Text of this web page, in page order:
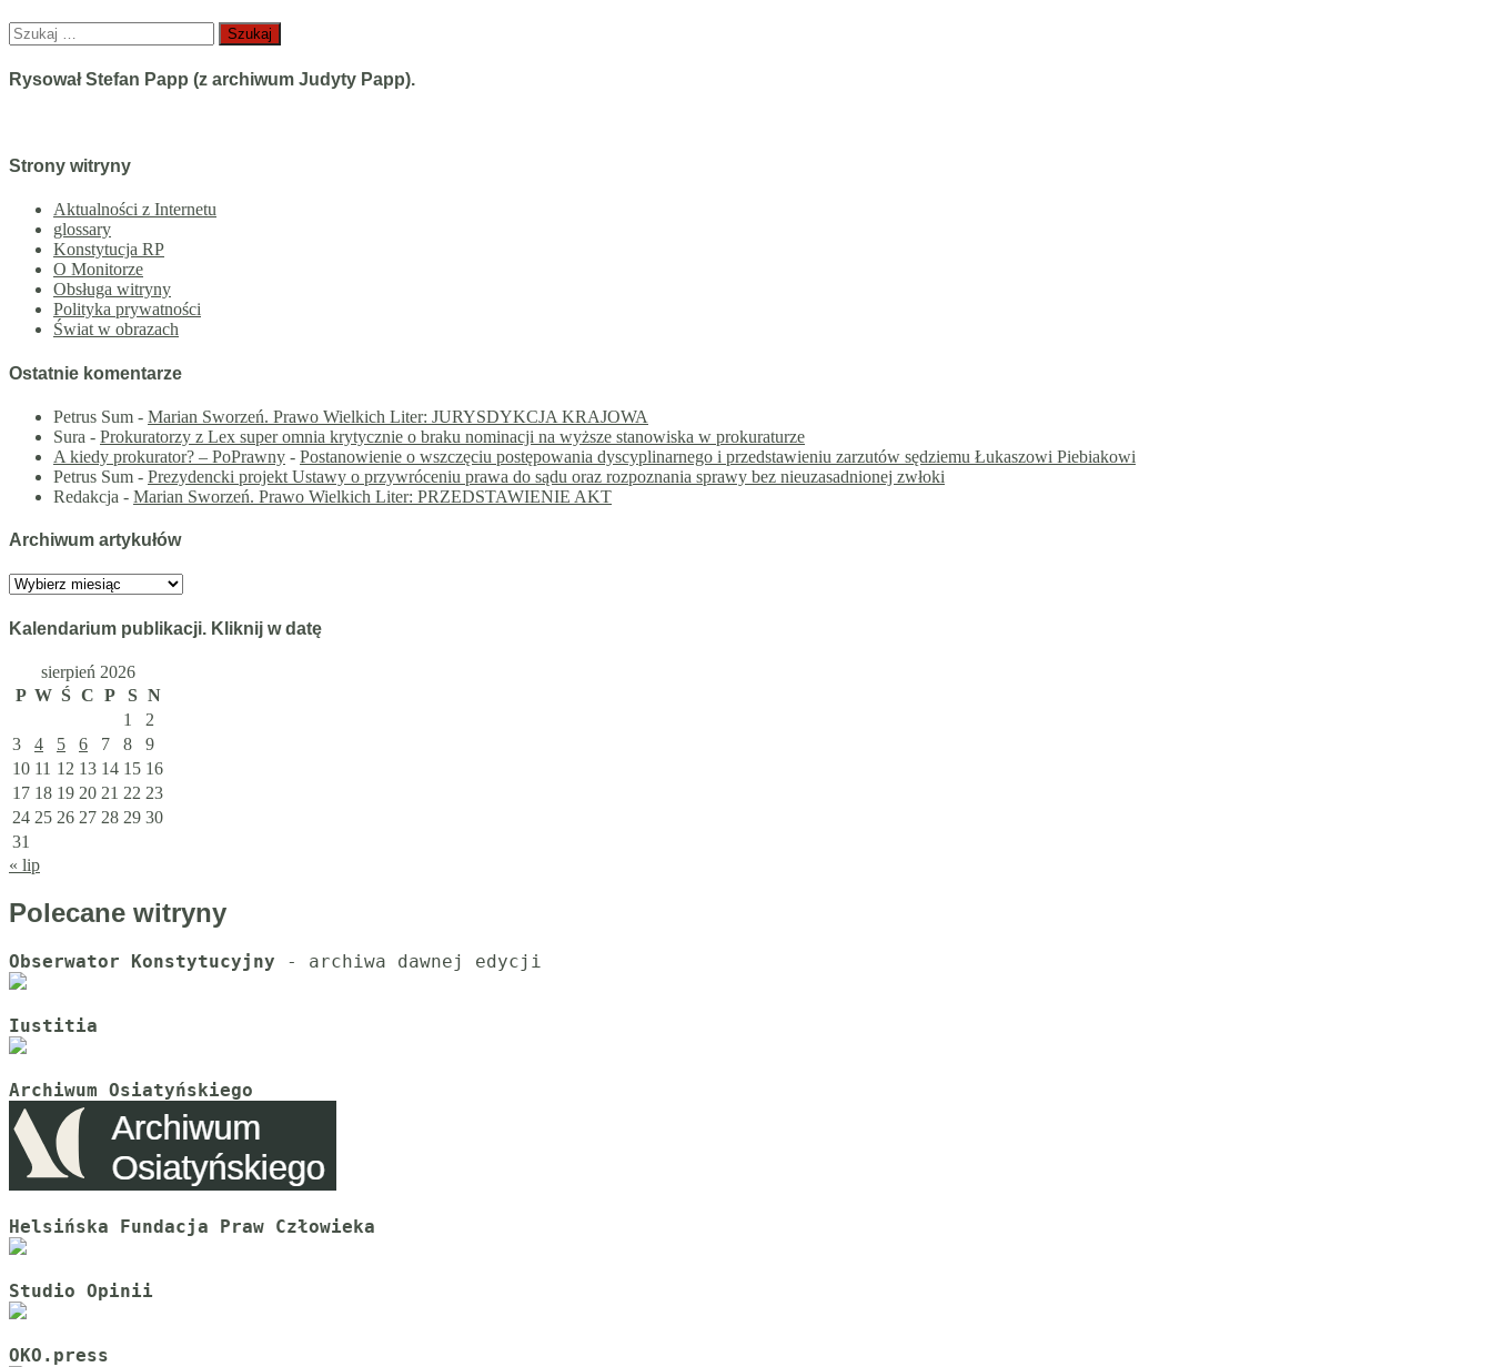
Szukaj:
Rysował Stefan Papp (z archiwum Judyty Papp).
Strony witryny
Aktualności z Internetu
glossary
Konstytucja RP
O Monitorze
Obsługa witryny
Polityka prywatności
Świat w obrazach
Ostatnie komentarze
Petrus Sum - Marian Sworzeń. Prawo Wielkich Liter: JURYSDYKCJA KRAJOWA
Sura - Prokuratorzy z Lex super omnia krytycznie o braku nominacji na wyższe stanowiska w prokuraturze
A kiedy prokurator? – PoPrawny - Postanowienie o wszczęciu postępowania dyscyplinarnego i przedstawieniu zarzutów sędziemu Łukaszowi Piebiakowi
Petrus Sum - Prezydencki projekt Ustawy o przywróceniu prawa do sądu oraz rozpoznania sprawy bez nieuzasadnionej zwłoki
Redakcja - Marian Sworzeń. Prawo Wielkich Liter: PRZEDSTAWIENIE AKT
Archiwum artykułów
Archiwum
Kalendarium publikacji. Kliknij w datę
sierpień 2026
P W Ś C P S N
1
2
3
4 5 6 7 8
9
10 11 12 13 14 15 16
17 18 19 20 21 22 23
24 25 26 27 28 29 30
31
« lip
Polecane witryny
Obserwator Konstytucyjny
Iustitia
Archiwum Osiatyńskiego
Helsińska Fundacja Praw Człowieka
Studio Opinii
OKO.press